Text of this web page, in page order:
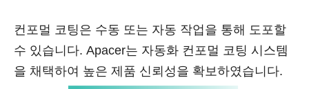
컨포멀 코팅은 수동 또는 자동 작업을 통해 도포할
수 있습니다. Apacer는 자동화 컨포멀 코팅 시스템
을 채택하여 높은 제품 신뢰성을 확보하였습니다.